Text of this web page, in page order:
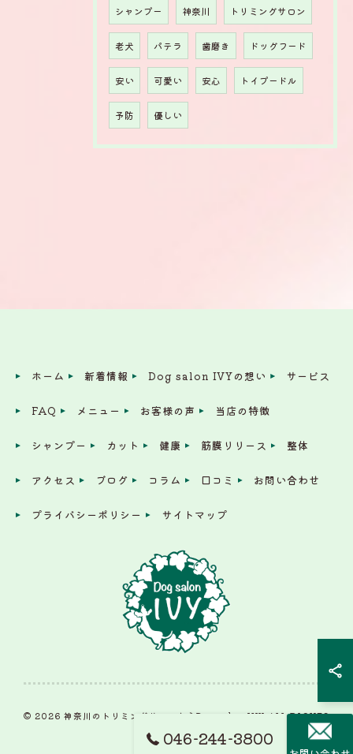
シャンプー 神奈川 トリミングサロン
老犬 パテラ 歯磨き ドッグフード
安い 可愛い 安心 トイプードル
予防 優しい
046-244-3800
ホーム 新着情報 Dog salon IVYの想い サービス
FAQ メニュー お客様の声 当店の特徴
シャンプー カット 健康 筋膜リリース 整体
アクセス ブログ コラム 口コミ お問い合わせ
プライバシーポリシー サイトマップ
© 2026 神奈川のトリミングサロンならDog salon IVY ALL RIGHTS
RESERVED.